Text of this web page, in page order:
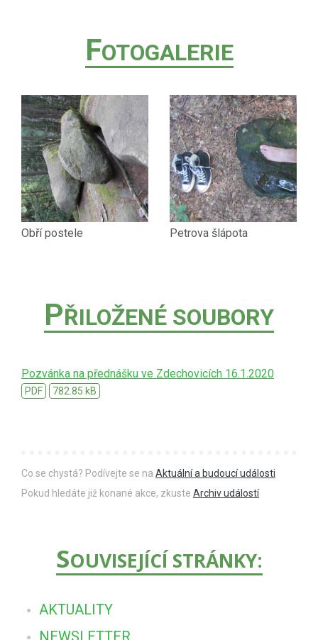
FOTOGALERIE
Obří postele Petrova šlápota
PŘILOŽENÉ SOUBORY
Pozvánka na přednášku ve Zdechovicích 16.1.2020
PDF 782.85 kB
Co se chystá? Podívejte se na Aktuální a budoucí události
Pokud hledáte již konané akce, zkuste Archiv událostí
SOUVISEJÍCÍ STRÁNKY:
AKTUALITY
NEWSLETTER